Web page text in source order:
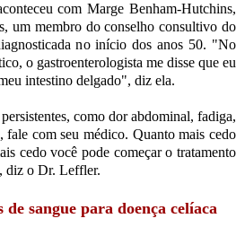
com Marge Benham-Hutchins,
um membro do conselho consultivo do
no início dos anos 50. "No
o gastroenterologista me disse que eu
intestino delgado", diz ela.
como dor abdominal, fadiga,
fale com seu médico. Quanto mais cedo
cedo você pode começar o tratamento
diz o Dr. Leffler.
de sangue para doença celíaca